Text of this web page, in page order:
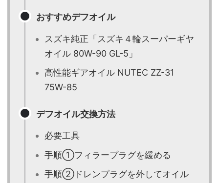
おすすめデフオイル
スズキ純正「スズキ４輪スーパーギヤ
オイル 80W-90 GL-5」
高性能ギアオイル NUTEC ZZ-31
75W-85
デフオイル交換方法
必要工具
手順①フィラープラグを緩める
手順②ドレンプラグを外してオイル